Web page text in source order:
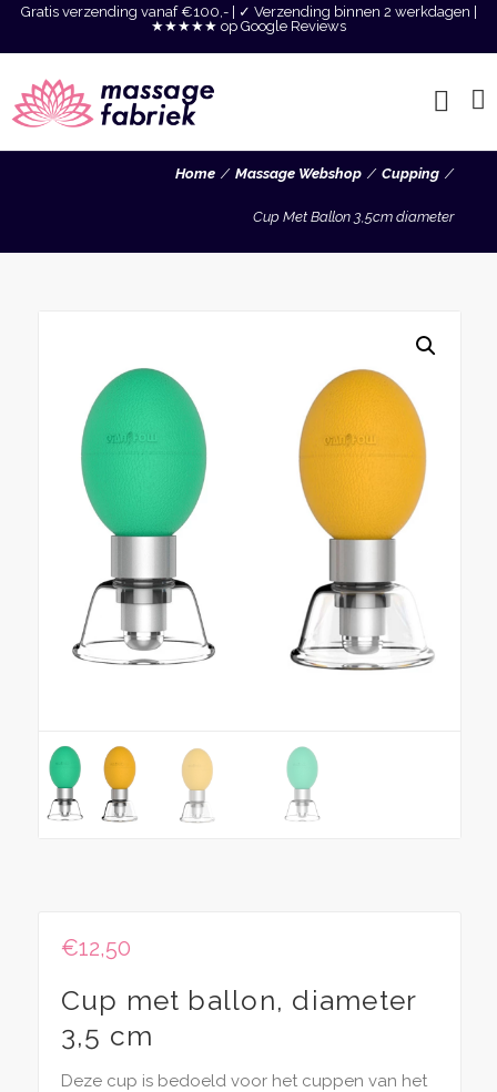
Gratis verzending vanaf €100,- | ✓ Verzending binnen 2 werkdagen |
★★★★★ op Google Reviews
Home Massage Webshop Cupping
Cup Met Ballon 3,5cm diameter
€12,50
Cup met ballon, diameter
3,5 cm
Deze cup is bedoeld voor het cuppen van het